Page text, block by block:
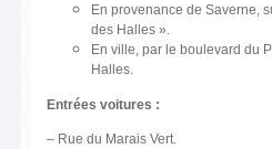
En provenance de Saverne,
des Halles ».
En ville, par le boulevard du
Halles.
Entrées voitures :
– Rue du Marais Vert.